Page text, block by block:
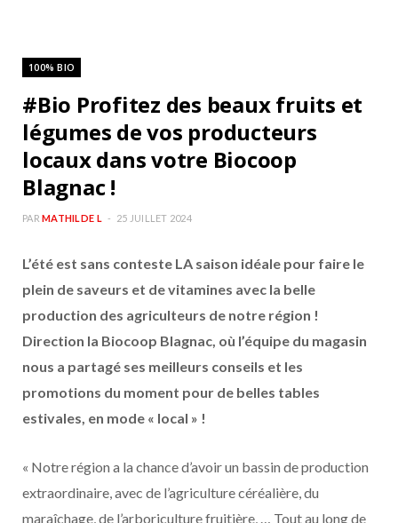
100% BIO
#Bio Profitez des beaux fruits et
légumes de vos producteurs
locaux dans votre Biocoop
Blagnac !
PAR MATHILDE L 25 JUILLET 2024
L’été est sans conteste LA saison idéale pour faire le
plein de saveurs et de vitamines avec la belle
production des agriculteurs de notre région !
Direction la Biocoop Blagnac, où l’équipe du magasin
nous a partagé ses meilleurs conseils et les
promotions du moment pour de belles tables
estivales, en mode « local » !
« Notre région a la chance d’avoir un bassin de production
extraordinaire, avec de l’agriculture céréalière, du
maraîchage, de l’arboriculture fruitière, … Tout au long de